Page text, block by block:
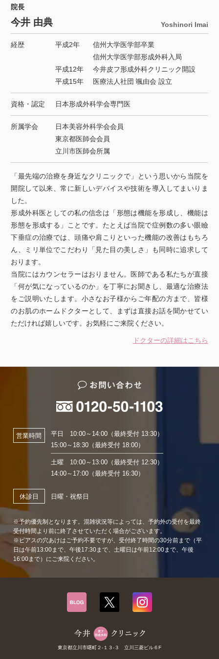
院長
今井 由典 Yoshinori Imai
経歴 平成2年
信州大学医学部卒業
信州大学医学部形成外科入局
平成12年
今井皮フ形成外科クリニック開設
平成15年
医療法人社団 颯由会 設立
資格・認定 日本形成外科学会専門医
所属学会
日本美容外科学会会員
東京都医師会会員
立川市医師会所属
「最先端の治療を身近なクリニックで」という思いから当院を
開院して以来、常に新しいデバイスや技術を導入してまいりま
した。
形成外科医としての私の信念は「形態は機能を形成し、機能は
形態を形成する」ことです。たとえば当院で症例数の多い眼瞼
下垂症の治療では、頭痛や肩こりといった機能の改善はもちろ
ん、ミリ単位でこだわり「見た目の美しさ」も同時に追求して
おります。
当院にはカウンセラーはおりません。医師である私たちが直接
「何が気になっているのか」を丁寧にお聞きし、最適な治療法
をご説明いたします。小さなお子様からご年配の方まで、皆様
のお肌のホームドクターとして、まずは直接お話を聞かせてい
ただければ嬉しいです。お気軽にご来院ください。
ドクターの詳細はこちら
営業時間
平日 10:00～14:00（最終受付 13:30）
15:00～18:30（最終受付 18:00）
土曜 10:00～13:00（最終受付 12:30）
14:00～17:00（最終受付 16:30）
休診日 日曜・祝祭日
※予約優先制となります。混雑状況等によっては、予約外の受付を最終
受付時間より前に終了させていただく場合がございます。
※ピアスの穴あけはご予約不要ですが、受付終了時間の30分前まで（平
日は午前13:00まで、午後17:30まで、土曜日は午前12:00まで、午後
16:00まで）にご来院ください。
東京都立川市曙町２-１３-３ 立川三菱ビル６F